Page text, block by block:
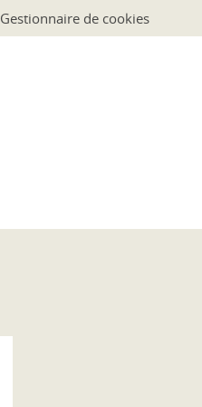
Gestionnaire de cookies